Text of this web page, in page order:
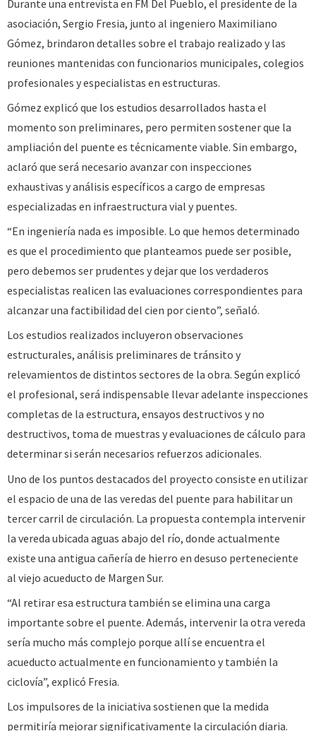
Durante una entrevista en FM Del Pueblo, el presidente de la
asociación, Sergio Fresia, junto al ingeniero Maximiliano
Gómez, brindaron detalles sobre el trabajo realizado y las
reuniones mantenidas con funcionarios municipales, colegios
profesionales y especialistas en estructuras.
Gómez explicó que los estudios desarrollados hasta el
momento son preliminares, pero permiten sostener que la
ampliación del puente es técnicamente viable. Sin embargo,
aclaró que será necesario avanzar con inspecciones
exhaustivas y análisis específicos a cargo de empresas
especializadas en infraestructura vial y puentes.
“En ingeniería nada es imposible. Lo que hemos determinado
es que el procedimiento que planteamos puede ser posible,
pero debemos ser prudentes y dejar que los verdaderos
especialistas realicen las evaluaciones correspondientes para
alcanzar una factibilidad del cien por ciento”, señaló.
Los estudios realizados incluyeron observaciones
estructurales, análisis preliminares de tránsito y
relevamientos de distintos sectores de la obra. Según explicó
el profesional, será indispensable llevar adelante inspecciones
completas de la estructura, ensayos destructivos y no
destructivos, toma de muestras y evaluaciones de cálculo para
determinar si serán necesarios refuerzos adicionales.
Uno de los puntos destacados del proyecto consiste en utilizar
el espacio de una de las veredas del puente para habilitar un
tercer carril de circulación. La propuesta contempla intervenir
la vereda ubicada aguas abajo del río, donde actualmente
existe una antigua cañería de hierro en desuso perteneciente
al viejo acueducto de Margen Sur.
“Al retirar esa estructura también se elimina una carga
importante sobre el puente. Además, intervenir la otra vereda
sería mucho más complejo porque allí se encuentra el
acueducto actualmente en funcionamiento y también la
ciclovía”, explicó Fresia.
Los impulsores de la iniciativa sostienen que la medida
permitiría mejorar significativamente la circulación diaria.